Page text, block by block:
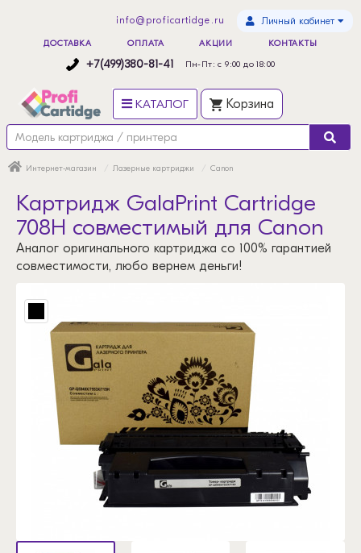
info@proficartidge.ru Личный кабинет
ДОСТАВКА ОПЛАТА АКЦИИ КОНТАКТЫ
+7(499)380-81-41 Пн-Пт: с 9:00 до 18:00
КАТАЛОГ Корзина
Интернет-магазин Лазерные картриджи Canon
Картридж GalaPrint Cartridge
708H совместимый для Canon
Аналог оригинального картриджа со 100% гарантией
совместимости, любо вернем деньги!